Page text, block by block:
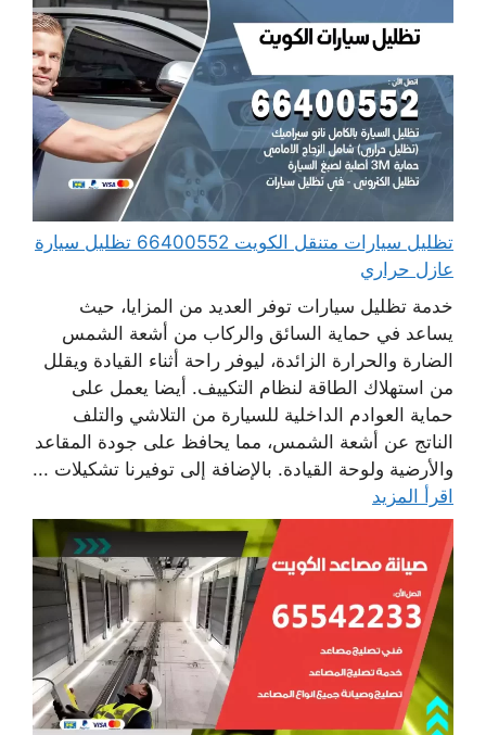
تظليل سيارات متنقل الكويت 66400552 تظليل سيارة
عازل حراري
خدمة تظليل سيارات توفر العديد من المزايا، حيث
يساعد في حماية السائق والركاب من أشعة الشمس
الضارة والحرارة الزائدة، ليوفر راحة أثناء القيادة ويقلل
من استهلاك الطاقة لنظام التكييف. أيضا يعمل على
حماية العوادم الداخلية للسيارة من التلاشي والتلف
الناتج عن أشعة الشمس، مما يحافظ على جودة المقاعد
والأرضية ولوحة القيادة. بالإضافة إلى توفيرنا تشكيلات ...
اقرأ المزيد